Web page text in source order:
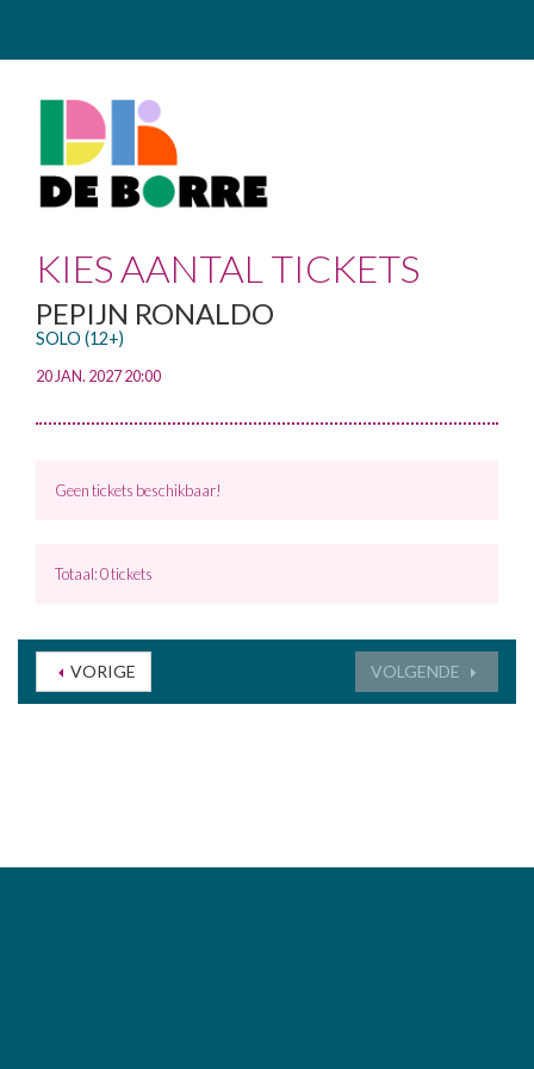
KIES AANTAL TICKETS
PEPIJN RONALDO
SOLO (12+)
20 JAN. 2027 20:00
Geen tickets beschikbaar!
Totaal: 0 tickets
VORIGE VOLGENDE